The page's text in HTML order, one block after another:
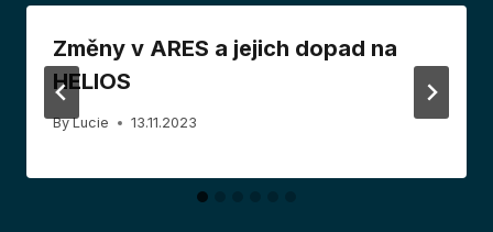
Změny v ARES a jejich dopad na
HELIOS
By Lucie 13.11.2023